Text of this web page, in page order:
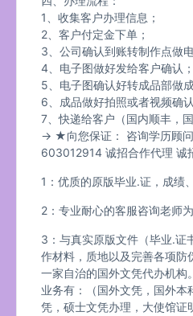
1、收集客户办理信息；
2、客户付定金下单；
3、公司确认到账转制作点做
4、电子图做好发给客户确认；
5、电子图确认好转成品部做成
6、成品做好拍照或者视频确
7、快递给客户（国内顺丰，国
→ ★向您保证： 咨询学历顾
603012914 诚招合作代理 诚
1：优质的原版毕业.证，成绩
2：专业耐心的客服咨询老师
3：与真实原版文件（毕业.证
作材料，质地以及完善各项防
一家自治的国外文凭代办机构
业务有：（国外文凭，国外本
凭，硕士文凭办理，大使馆证